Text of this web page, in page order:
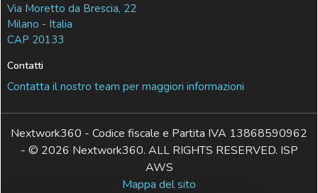
Via Moretto da Brescia, 22
Milano - Italia
CAP 20133
Contatti
Contatta il nostro team per maggiori informazioni
Nextwork360 - Codice fiscale e Partita IVA 13868590962
- © 2026 Nextwork360. ALL RIGHTS RESERVED. ISP
AWS
Mappa del sito